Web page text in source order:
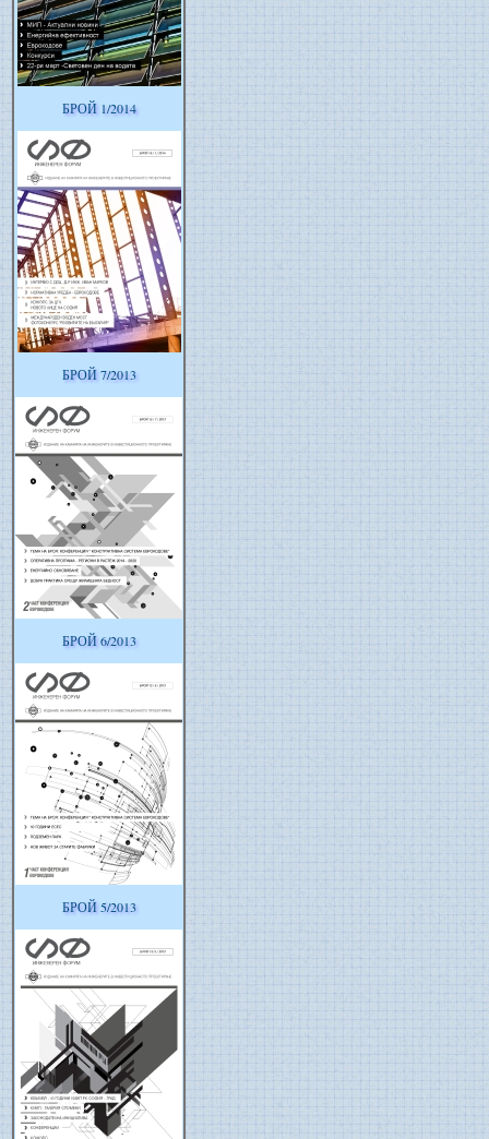
БРОЙ 1/2014
БРОЙ 7/2013
БРОЙ 6/2013
БРОЙ 5/2013